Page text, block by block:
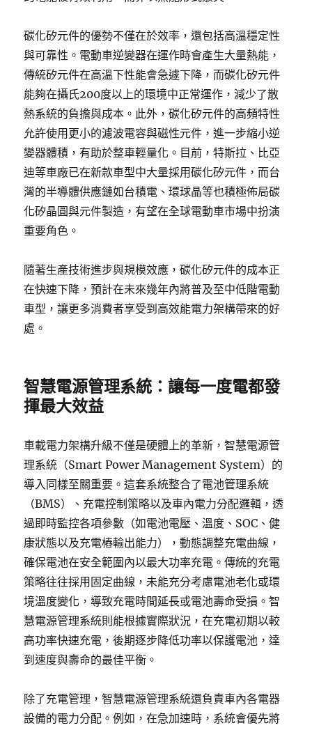
碳化矽元件的優勢不僅在於效率，還包括高溫穩定性
與可靠性。電動車逆變器在運作時會產生大量熱能，
傳統矽元件在高溫下性能會急遽下降，而碳化矽元件
能夠在攝氏200度以上的環境中正常運作，減少了散
熱系統的負擔與成本。此外，碳化矽元件的高頻特性
允許使用更小的濾波電容與磁性元件，進一步縮小逆
變器體積，有助於整車輕量化。目前，特斯拉、比亞
迪等車廠已在新款車型中大量採用碳化矽元件，而台
灣的半導體供應鏈如台積電、環球晶等也積極佈局碳
化矽晶圓與元件製造，有望在全球電動車市場中扮演
重要角色。
隨著生產技術進步與規模效應，碳化矽元件的成本正
在快速下降，預計在未來幾年內將普及至中低階電動
車型，讓更多消費者享受到高效能電力架構帶來的好
處。
智慧電源管理系統：讓每一度電都發
揮最大效益
車載電力架構升級不僅是硬體上的革新，智慧電源管
理系統（Smart Power Management System）的
導入同樣至關重要。這套系統整合了電池管理系統
（BMS）、充電控制策略以及車內電力分配邏輯，透
過即時監控各項參數（如電池電壓、溫度、SOC、健
康狀態以及充電樁輸出能力），動態調整充電曲線，
確保電池在安全範圍內以最大功率充電。傳統的充電
策略往往採用固定曲線，未能充分考慮電池老化或環
境溫度變化，導致充電時間延長或電池壽命受損。智
慧電源管理系統則能根據實際狀況，在充電初期以較
高功率快速充電，後期逐步降低功率以保護電池，達
到速度與壽命的最佳平衡。
除了充電管理，智慧電源管理系統還負責車內各電器
設備的電力分配。例如，在急加速時，系統會優先將